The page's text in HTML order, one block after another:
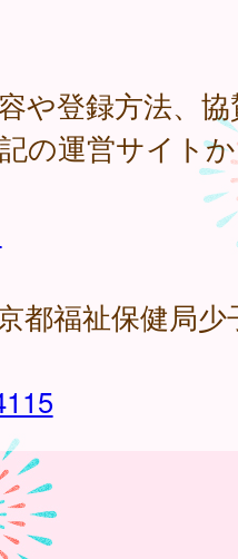
登録方法、協
の運営サイト
福祉保健局少